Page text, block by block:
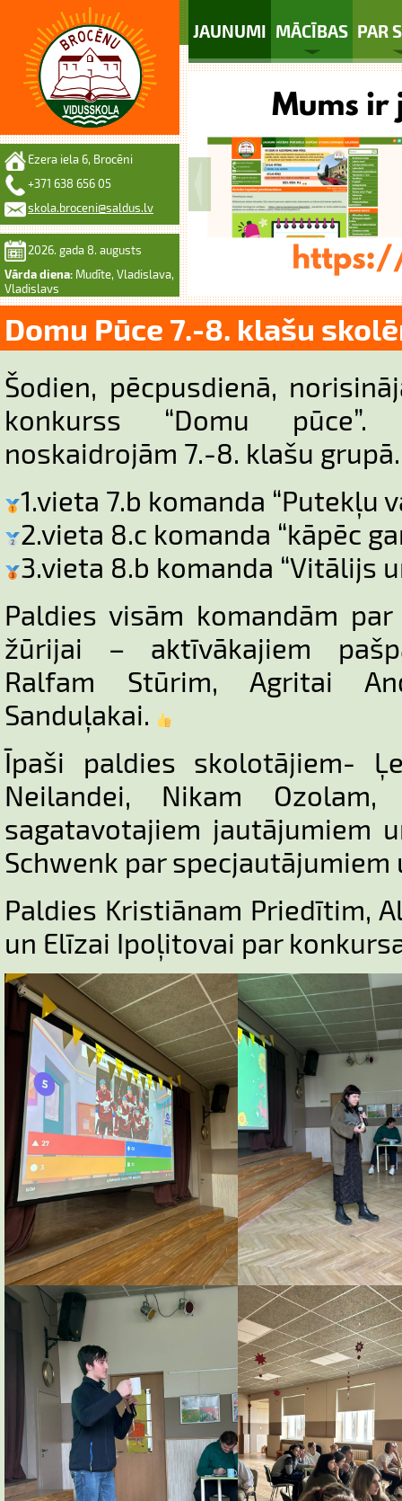
JAUNUMI MĀCĪBAS PAR
Ezera iela 6, Brocēni
+371 638 656 05
skola.broceni@saldus.lv
2026. gada 8. augusts
Vārda diena: Mudīte, Vladislava,
Vladislavs
Domu Pūce 7.-8. klašu
Šodien, pēcpusdienā,
konkurss “Domu pūce”.
noskaidrojām 7.-8. klašu
1.vieta 7.b komanda “Putekļu
2.vieta 8.c komanda “kāpēc
3.vieta 8.b komanda “Vitālijs
Paldies visām komandām
žūrijai – aktīvākajiem
Ralfam Stūrim, Agritai
Sanduļakai.
Īpaši paldies skolotājiem-
Neilandei, Nikam
sagatavotajiem jautājumiem
Schwenk par specjautājumiem
Paldies Kristiānam Priedītim,
un Elīzai Ipoļitovai par